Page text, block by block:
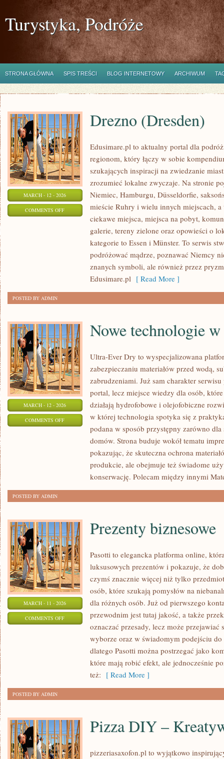
Turystyka, Podróże
STRONA GŁÓWNA SPIS TREŚCI BLOG INTERNETOWY ARCHIWUM
MARCH - 12 - 2026
COMMENTS OFFON
(DRESDEN)
Drezno (Dresden)
Edusimare.pl to aktualny portal dla
regionom, który łączy w sobie
szukających inspiracji na zwiedzanie
zrozumieć lokalne zwyczaje. Na stronie
Niemiec, Hamburgu, Düsseldorfie,
mieście Ruhry i wielu innych miejscach,
ciekawe miejsca, miejsca na pobyt,
galerie, tereny zielone oraz opowieści o
kategorie to Essen i Münster. To serwis
podróżować mądrze, poznawać Niemcy
znanych symboli, ale również przez
Edusimare.pl [ Read More ]
POSTED BY ADMIN
MARCH - 12 - 2026
COMMENTS OFFON
TECHNOLOGIE
BUDOWNICTWIE
Nowe technologie
Ultra-Ever Dry to wyspecjalizowana
zabezpieczaniu materiałów przed wodą,
zabrudzeniami. Już sam charakter
portal, lecz miejsce wiedzy dla osób,
działają hydrofobowe i olejofobiczne
w której technologia spotyka się z
podana w sposób przystępny zarówno
domów. Strona buduje wokół tematu
pokazując, że skuteczna ochrona
produkcie, ale obejmuje też świadome
konserwację. Polecam między innymi
POSTED BY ADMIN
MARCH - 11 - 2026
COMMENTS OFFON
BIZNESOWE
Prezenty biznesowe
Pasotti to elegancka platforma online,
luksusowych prezentów i pokazuje, że
czymś znacznie więcej niż tylko
osób, które szukają pomysłów na
dla różnych osób. Już od pierwszego
przewodnim jest tutaj jakość, a także
oznaczać przesady, lecz może
wyborze oraz w świadomym podejściu do
dlatego Pasotti można postrzegać jako
które mają robić efekt, ale jednocześnie
też: [ Read More ]
POSTED BY ADMIN
Pizza DIY –
pizzeriasaxofon.pl to wyjątkowo